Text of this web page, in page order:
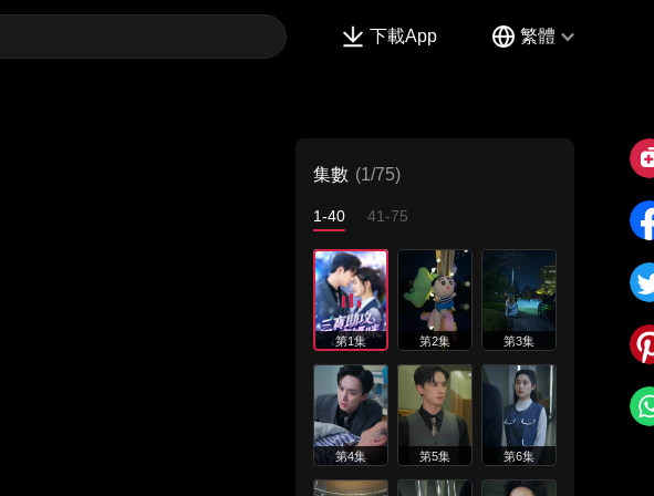
下載App 繁體
集數 (1/75)
1-40 41-75
第1集 第2集 第3集
第4集 第5集 第6集